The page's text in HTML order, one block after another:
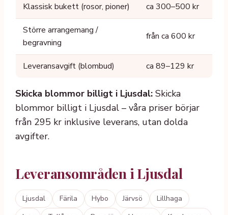
Klassisk bukett (rosor, pioner) ca 300–500 kr
Större arrangemang /
begravning
från ca 600 kr
Leveransavgift (blombud) ca 89–129 kr
Skicka blommor billigt i Ljusdal: Skicka
blommor billigt i Ljusdal – våra priser börjar
från 295 kr inklusive leverans, utan dolda
avgifter.
Leveransområden i Ljusdal
Ljusdal Färila Hybo Järvsö
Lillhaga